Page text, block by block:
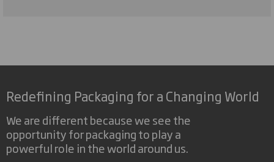
Redefining Packaging for a Changing World
We are different because we see the
opportunity for packaging to play a
powerful role in the world around us.